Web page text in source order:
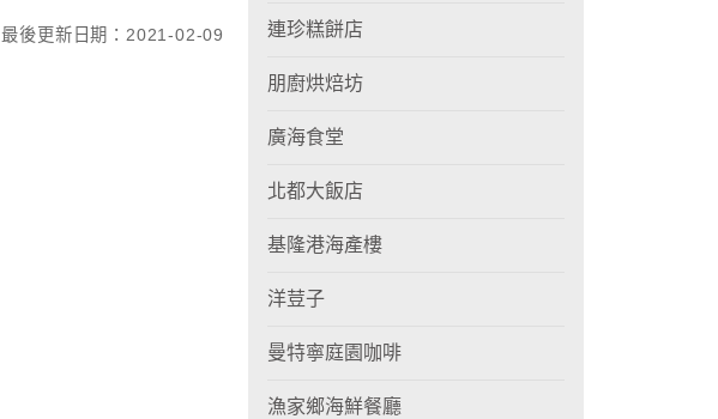
最後更新日期：2021-02-09 連珍糕餅店
朋廚烘焙坊
廣海食堂
北都大飯店
基隆港海產樓
洋荳子
曼特寧庭園咖啡
漁家鄉海鮮餐廳